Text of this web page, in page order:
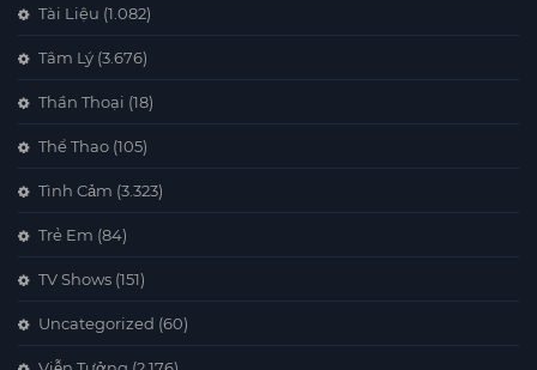
Tài Liệu (1.082)
Tâm Lý (3.676)
Thần Thoại (18)
Thể Thao (105)
Tình Cảm (3.323)
Trẻ Em (84)
TV Shows (151)
Uncategorized (60)